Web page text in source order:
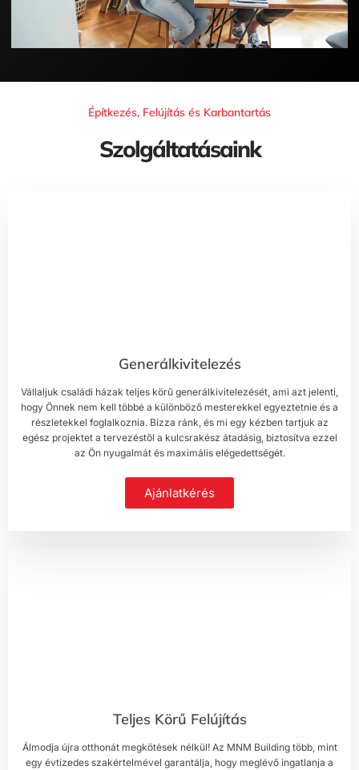
Építkezés, Felújítás és Karbantartás
Szolgáltatásaink
Generálkivitelezés
Vállaljuk családi házak teljes körű generálkivitelezését, ami azt jelenti,
hogy Önnek nem kell többé a különböző mesterekkel egyeztetnie és a
részletekkel foglalkoznia. Bízza ránk, és mi egy kézben tartjuk az
egész projektet a tervezéstől a kulcsrakész átadásig, biztosítva ezzel
az Ön nyugalmát és maximális elégedettségét.
Ajánlatkérés
Teljes Körű Felújítás
Álmodja újra otthonát megkötések nélkül! Az MNM Building több, mint
egy évtizedes szakértelmével garantálja, hogy meglévő ingatlanja a